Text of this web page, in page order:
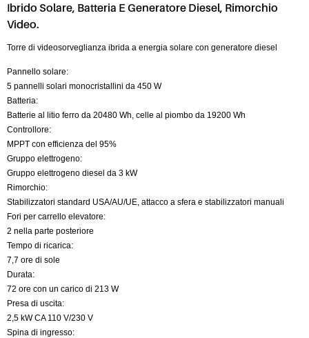
Ibrido Solare, Batteria E Generatore Diesel, Rimorchio
Video.
Torre di videosorveglianza ibrida a energia solare con generatore diesel
Pannello solare:
5 pannelli solari monocristallini da 450 W
Batteria:
Batterie al litio ferro da 20480 Wh, celle al piombo da 19200 Wh
Controllore:
MPPT con efficienza del 95%
Gruppo elettrogeno:
Gruppo elettrogeno diesel da 3 kW
Rimorchio:
Stabilizzatori standard USA/AU/UE, attacco a sfera e stabilizzatori manuali
Fori per carrello elevatore:
2 nella parte posteriore
Tempo di ricarica:
7,7 ore di sole
Durata:
72 ore con un carico di 213 W
Presa di uscita:
2,5 kW CA 110 V/230 V
Spina di ingresso: